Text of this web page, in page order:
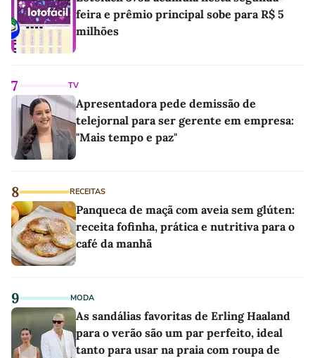
feira e prêmio principal sobe para R$ 5
milhões
7 TV
Apresentadora pede demissão de
telejornal para ser gerente em empresa:
"Mais tempo e paz"
8 RECEITAS
Panqueca de maçã com aveia sem glúten:
receita fofinha, prática e nutritiva para o
café da manhã
9 MODA
As sandálias favoritas de Erling Haaland
para o verão são um par perfeito, ideal
tanto para usar na praia com roupa de